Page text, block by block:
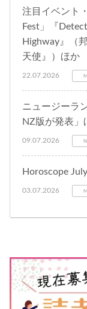
注目イベント
Fest」『
Highway』（
天使』）ほか
22.07.2026
ニュージーラ
NZ版が発表」
09.07.2026
Horoscope
03.07.2026